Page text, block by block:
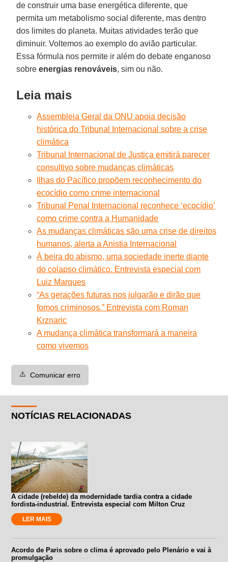
de construir uma base energética diferente, que
permita um metabolismo social diferente, mas dentro
dos limites do planeta. Muitas atividades terão que
diminuir. Voltemos ao exemplo do avião particular.
Essa fórmula nos permite ir além do debate enganoso
sobreenergias renováveis, sim ou não.
Leia mais
Assembleia Geral da ONU apoia decisão
histórica do Tribunal Internacional sobre a crise
climática
Tribunal Internacional de Justiça emitirá parecer
consultivo sobre mudanças climáticas
Ilhas do Pacífico propõem reconhecimento do
ecocídio como crime internacional
Tribunal Penal Internacional reconhece ‘ecocídio’
como crime contra a Humanidade
As mudanças climáticas são uma crise de direitos
humanos, alerta a Anistia Internacional
À beira do abismo, uma sociedade inerte diante
do colapso climático. Entrevista especial com
Luiz Marques
“As gerações futuras nos julgarão e dirão que
fomos criminosos.” Entrevista com Roman
Krznaric
A mudança climática transformará a maneira
como vivemos
⚠️ Comunicar erro
NOTÍCIAS RELACIONADAS
A cidade (rebelde) da modernidade tardia contra a cidade
fordista-industrial. Entrevista especial com Milton Cruz
LER MAIS
Acordo de Paris sobre o clima é aprovado pelo Plenário e vai à
promulgação